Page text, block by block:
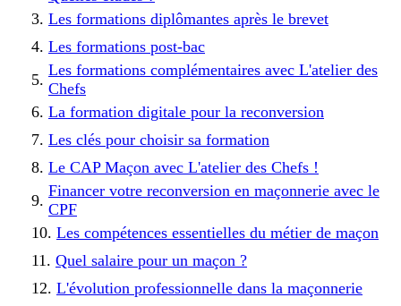
Les formations diplômantes après le brevet
Les formations post-bac
Les formations complémentaires avec L'atelier des
Chefs
La formation digitale pour la reconversion
Les clés pour choisir sa formation
Le CAP Maçon avec L'atelier des Chefs !
Financer votre reconversion en maçonnerie avec le
CPF
Les compétences essentielles du métier de maçon
Quel salaire pour un maçon ?
L'évolution professionnelle dans la maçonnerie